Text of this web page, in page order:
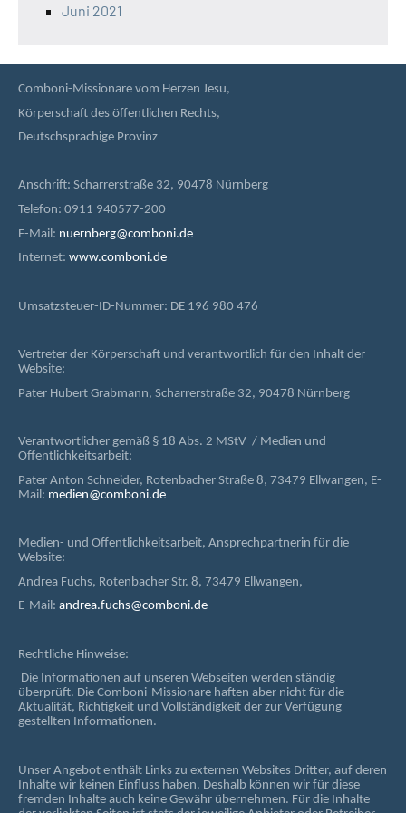
Juni 2021
Comboni-Missionare vom Herzen Jesu,
Körperschaft des öffentlichen Rechts,
Deutschsprachige Provinz
Anschrift: Scharrerstraße 32, 90478 Nürnberg
Telefon: 0911 940577-200
E-Mail: nuernberg@comboni.de
Internet: www.comboni.de
Umsatzsteuer-ID-Nummer: DE 196 980 476
Vertreter der Körperschaft und verantwortlich für den Inhalt der
Website:
Pater Hubert Grabmann, Scharrerstraße 32, 90478 Nürnberg
Verantwortlicher gemäß § 18 Abs. 2 MStV / Medien und
Öffentlichkeitsarbeit:
Pater Anton Schneider, Rotenbacher Straße 8, 73479 Ellwangen, E-
Mail: medien@comboni.de
Medien- und Öffentlichkeitsarbeit, Ansprechpartnerin für die
Website:
Andrea Fuchs, Rotenbacher Str. 8, 73479 Ellwangen,
E-Mail: andrea.fuchs@comboni.de
Rechtliche Hinweise:
Die Informationen auf unseren Webseiten werden ständig
überprüft. Die Comboni-Missionare haften aber nicht für die
Aktualität, Richtigkeit und Vollständigkeit der zur Verfügung
gestellten Informationen.
Unser Angebot enthält Links zu externen Websites Dritter, auf deren
Inhalte wir keinen Einfluss haben. Deshalb können wir für diese
fremden Inhalte auch keine Gewähr übernehmen. Für die Inhalte